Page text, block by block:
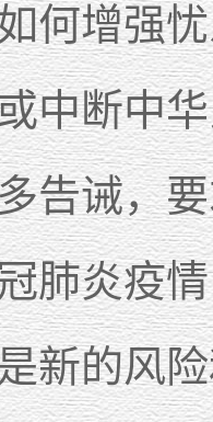
何增强
中断中
告诫，
肺炎疫
新的风